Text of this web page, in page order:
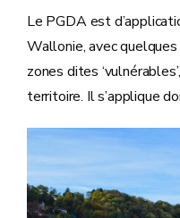
Le PGDA est
Wallonie, avec
zones dites
territoire. Il s’applique